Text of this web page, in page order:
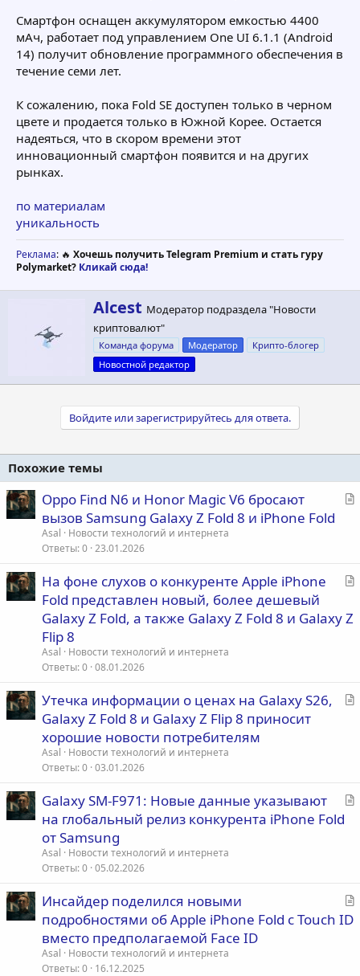
Смартфон оснащен аккумулятором емкостью 4400
мАч, работает под управлением One UI 6.1.1 (Android
14) получит обновление программного обеспечения в
течение семи лет.
К сожалению, пока Fold SE доступен только в черном
цвете и продается только в Южной Корее. Остается
надеяться, что в скором времени этот
инновационный смартфон появится и на других
рынках.
по материалам
уникальность
Реклама: 🔥 Хочешь получить Telegram Premium и стать гуру
Polymarket? Кликай сюда!
А
в
т
р
Alcest Модератор подраздела "Новости
криптовалют"
Команда форума Модератор
Крипто-блогер
Новостной редактор
Войдите или зарегистрируйтесь для ответа.
Похожие темы
С
я
Oppo Find N6 и Honor Magic V6 бросают
вызов Samsung Galaxy Z Fold 8 и iPhone Fold
Asal
Новости технологий и интернета
Ответы 0 23.01.2026
С
На фоне слухов о конкуренте Apple iPhone
Fold представлен новый, более дешевый
Galaxy Z Fold, а также Galaxy Z Fold 8 и Galaxy Z
Flip 8
Asal
Новости технологий и интернета
Ответы 0 08.01.2026
С
Утечка информации о ценах на Galaxy S26,
Galaxy Z Fold 8 и Galaxy Z Flip 8 приносит
хорошие новости потребителям
Asal
Новости технологий и интернета
Ответы 0 03.01.2026
С
Galaxy SM-F971: Новые данные указывают
на глобальный релиз конкурента iPhone Fold
от Samsung
Asal
Новости технологий и интернета
Ответы 0 05.02.2026
С
т
Инсайдер поделился новыми
подробностями об Apple iPhone Fold с Touch ID
вместо предполагаемой Face ID
Asal
Новости технологий и интернета
Ответы 0 16.12.2025